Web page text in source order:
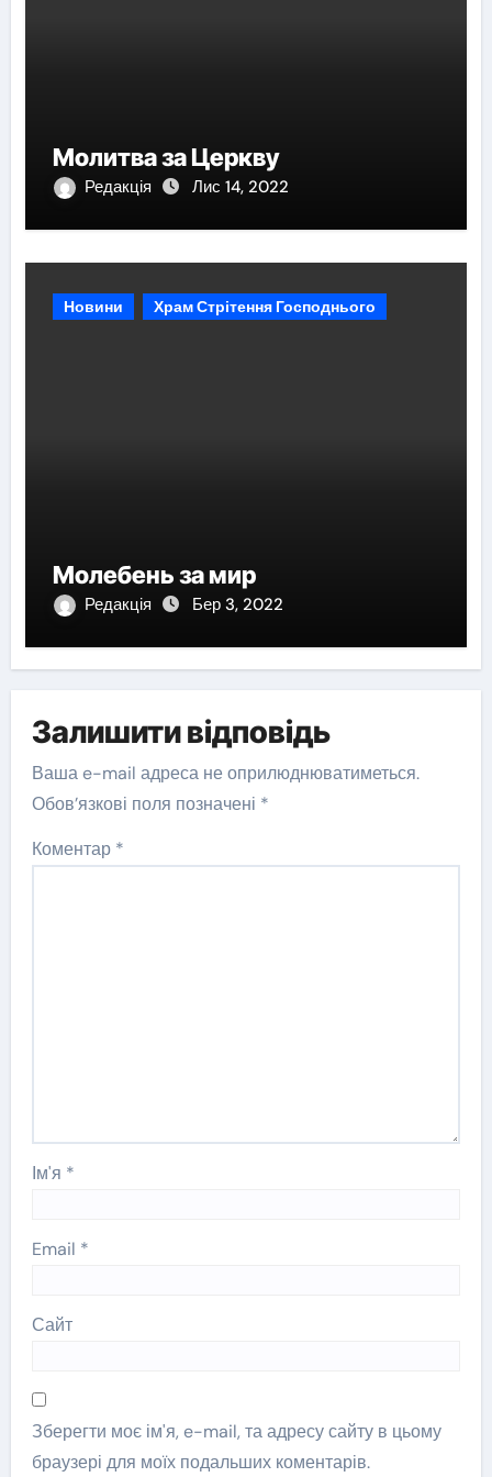
Молитва за Церкву
Редакція Лис 14, 2022
Новини Храм Стрітення Господнього
Молебень за мир
Редакція Бер 3, 2022
Залишити відповідь
Ваша e-mail адреса не оприлюднюватиметься.
Обов’язкові поля позначені *
Коментар *
Ім'я *
Email *
Сайт
Зберегти моє ім'я, e-mail, та адресу сайту в цьому
браузері для моїх подальших коментарів.